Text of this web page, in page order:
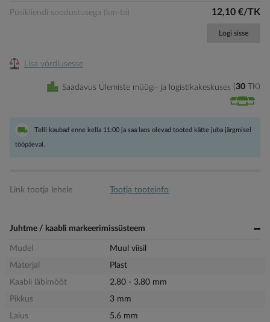
gallery
Püsikliendi soodustusega (km-ta) 12,10 €/TK
Logi sisse
Lisa võrdlusesse
Saadavus Ülemiste müügi- ja logistikakeskuses 30 TK
Telli kaubad enne kella 11:00 ja saa laos olevad tooted kätte juba järgmisel
tööpäeval.
Link tootja lehele Tootja tooteinfo
Juhtme / kaabli markeerimissüsteem
Mudel
Muul viisil
Materjal
Plast
Kaabli läbimõõt
2.80 - 3.80 mm
Pikkus
3 mm
Laius
5.6 mm